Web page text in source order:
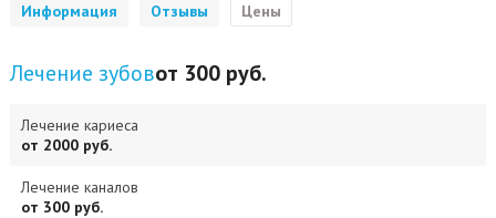
Информация Отзывы Цены
Лечение зубовот 300 руб.
Лечение кариеса
от 2000 руб.
Лечение каналов
от 300 руб.